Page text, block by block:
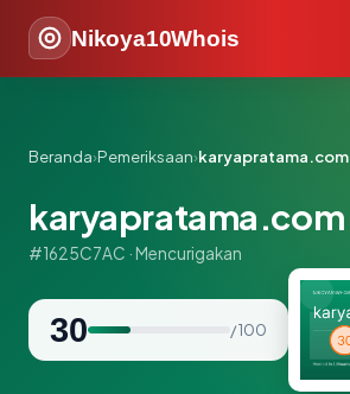
Nikoya10Whois
Beranda›Pemeriksaan›karyapratama.com
karyapratama.com
#1625C7AC · Mencurigakan
30 / 100